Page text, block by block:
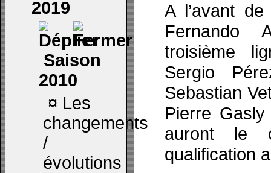
2019
Saison
2010
¤ Les
changements
/
évolutions
A l’avant
Fernando
troisième
Sergio
Sebastian
Pierre
auront le
qualification